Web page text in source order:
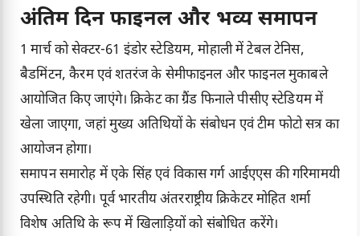
अंतिम दिन फाइनल और भव्य समापन
1 मार्च को सेक्टर-61 इंडोर स्टेडियम, मोहाली में टेबल टेनिस,
बैडमिंटन, कैरम एवं शतरंज के सेमीफाइनल और फाइनल मुकाबले
आयोजित किए जाएंगे। क्रिकेट का ग्रैंड फिनाले पीसीए स्टेडियम में
खेला जाएगा, जहां मुख्य अतिथियों के संबोधन एवं टीम फोटो सत्र का
आयोजन होगा।
समापन समारोह में एके सिंह एवं विकास गर्ग आईएएस की गरिमामयी
उपस्थिति रहेगी। पूर्व भारतीय अंतरराष्ट्रीय क्रिकेटर मोहित शर्मा
विशेष अतिथि के रूप में खिलाड़ियों को संबोधित करेंगे।